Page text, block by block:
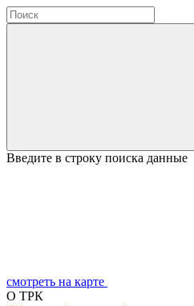
Введите в строку поиска данные
смотреть на карте
О ТРК